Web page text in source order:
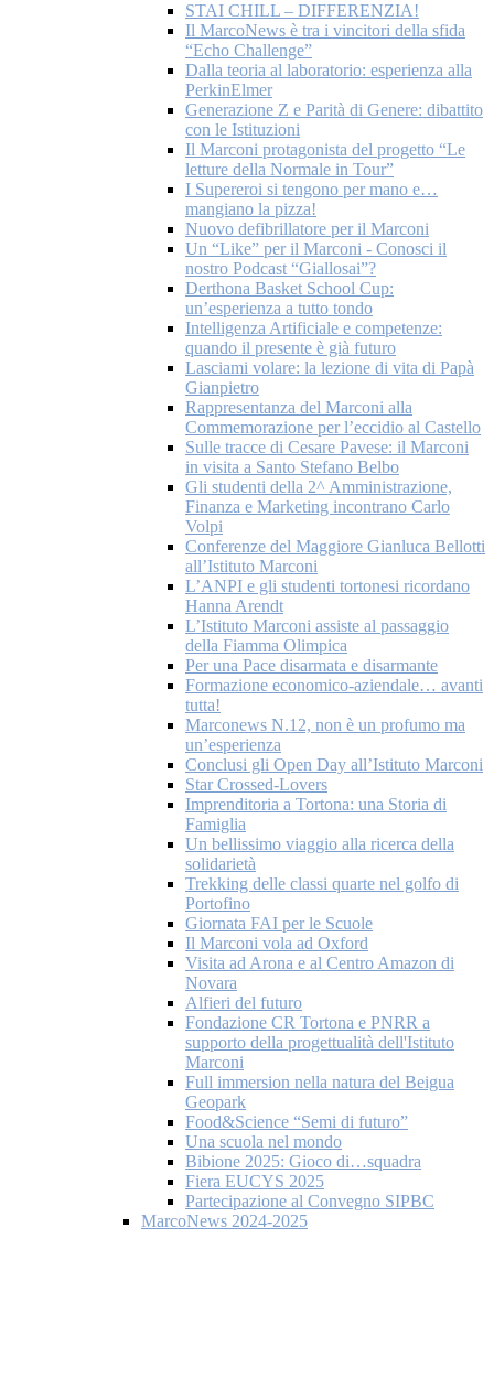
STAI CHILL – DIFFERENZIA!
Il MarcoNews è tra i vincitori della sfida
“Echo Challenge”
Dalla teoria al laboratorio: esperienza alla
PerkinElmer
Generazione Z e Parità di Genere: dibattito
con le Istituzioni
Il Marconi protagonista del progetto “Le
letture della Normale in Tour”
I Supereroi si tengono per mano e…
mangiano la pizza!
Nuovo defibrillatore per il Marconi
Un “Like” per il Marconi - Conosci il
nostro Podcast “Giallosai”?
Derthona Basket School Cup:
un’esperienza a tutto tondo
Intelligenza Artificiale e competenze:
quando il presente è già futuro
Lasciami volare: la lezione di vita di Papà
Gianpietro
Rappresentanza del Marconi alla
Commemorazione per l’eccidio al Castello
Sulle tracce di Cesare Pavese: il Marconi
in visita a Santo Stefano Belbo
Gli studenti della 2^ Amministrazione,
Finanza e Marketing incontrano Carlo
Volpi
Conferenze del Maggiore Gianluca Bellotti
all’Istituto Marconi
L’ANPI e gli studenti tortonesi ricordano
Hanna Arendt
L’Istituto Marconi assiste al passaggio
della Fiamma Olimpica
Per una Pace disarmata e disarmante
Formazione economico-aziendale… avanti
tutta!
Marconews N.12, non è un profumo ma
un’esperienza
Conclusi gli Open Day all’Istituto Marconi
Star Crossed-Lovers
Imprenditoria a Tortona: una Storia di
Famiglia
Un bellissimo viaggio alla ricerca della
solidarietà
Trekking delle classi quarte nel golfo di
Portofino
Giornata FAI per le Scuole
Il Marconi vola ad Oxford
Visita ad Arona e al Centro Amazon di
Novara
Alfieri del futuro
Fondazione CR Tortona e PNRR a
supporto della progettualità dell'Istituto
Marconi
Full immersion nella natura del Beigua
Geopark
Food&Science “Semi di futuro”
Una scuola nel mondo
Bibione 2025: Gioco di…squadra
Fiera EUCYS 2025
Partecipazione al Convegno SIPBC
MarcoNews 2024-2025